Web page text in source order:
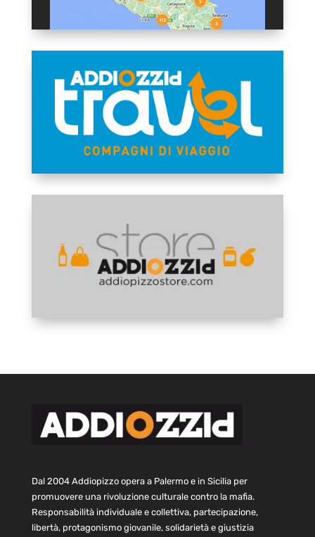
Dal 2004 Addiopizzo opera a Palermo e in Sicilia per
promuovere una rivoluzione culturale contro la mafia.
Responsabilità individuale e collettiva, partecipazione,
libertà, protagonismo giovanile, solidarietà e giustizia